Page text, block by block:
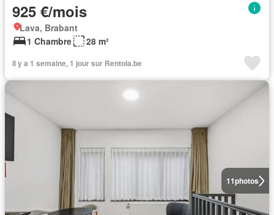
925 €/mois
Lava, Brabant
1 Chambre
28 m²
Il y a 1 semaine, 1 jour sur Rentola.be
11photos